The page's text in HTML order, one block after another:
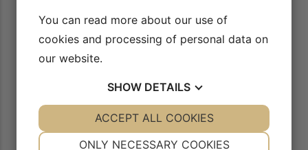
You can read more about our use of
cookies and processing of personal data on
our website.
SHOW DETAILS
YES NO YES NO
YES NO YES NO
ONLY NECESSARY COOKIES
ACCEPT ALL COOKIES